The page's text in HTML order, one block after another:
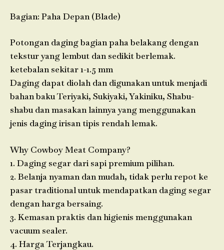
Bagian: Paha Depan (Blade)
Potongan daging bagian paha belakang dengan
tekstur yang lembut dan sedikit berlemak.
ketebalan sekitar 1-1.5 mm
Daging dapat diolah dan digunakan untuk menjadi
bahan baku Teriyaki, Sukiyaki, Yakiniku, Shabu-
shabu dan masakan lainnya yang menggunakan
jenis daging irisan tipis rendah lemak.
Why Cowboy Meat Company?
1. Daging segar dari sapi premium pilihan.
2. Belanja nyaman dan mudah, tidak perlu repot ke
pasar traditional untuk mendapatkan daging segar
dengan harga bersaing.
3. Kemasan praktis dan higienis menggunakan
vacuum sealer.
4. Harga Terjangkau.